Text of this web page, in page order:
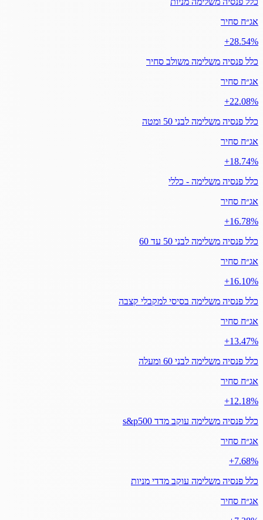
אג״ח סחיר
‎+28.54%
כלל פנסיה משלימה משולב סחיר
אג״ח סחיר
‎+22.08%
כלל פנסיה משלימה לבני 50 ומטה
אג״ח סחיר
‎+18.74%
כלל פנסיה משלימה - כללי
אג״ח סחיר
‎+16.78%
כלל פנסיה משלימה לבני 50 עד 60
אג״ח סחיר
‎+16.10%
כלל פנסיה משלימה בסיסי למקבלי קצבה
אג״ח סחיר
‎+13.47%
כלל פנסיה משלימה לבני 60 ומעלה
אג״ח סחיר
‎+12.18%
כלל פנסיה משלימה עוקב מדד s&p500
אג״ח סחיר
‎+7.68%
כלל פנסיה משלימה עוקב מדדי מניות
אג״ח סחיר